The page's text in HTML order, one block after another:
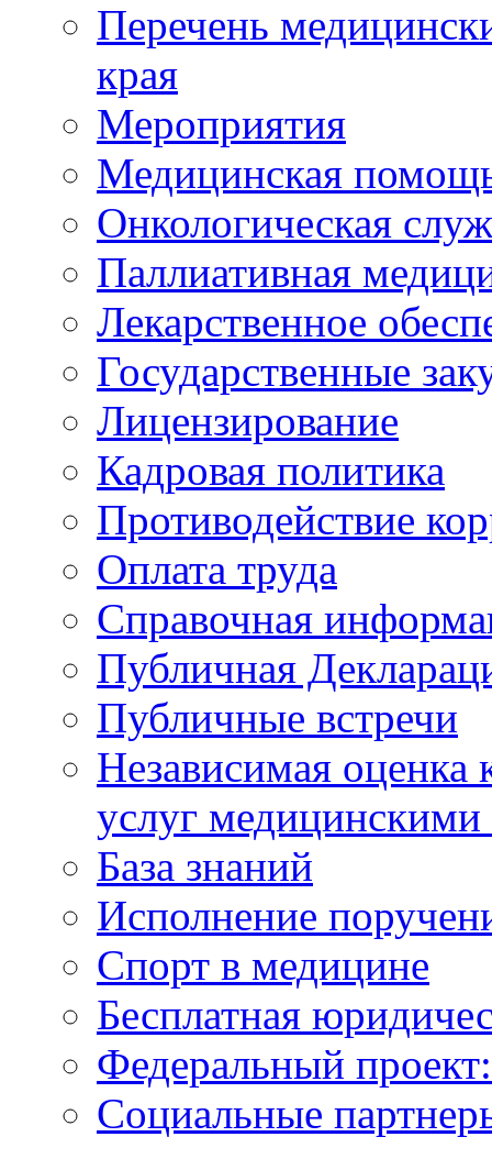
Перечень
края
Мероприятия
Медицинская
Онкологическая
Паллиативная
Лекарственное
Государственные
Лицензирование
Кадровая политика
Противодействие
Оплата труда
Справочная
Публичная
Публичные встречи
Независимая оценка
услуг
База знаний
Исполнение
Спорт в медицине
Бесплатная
Федеральный
Социальные